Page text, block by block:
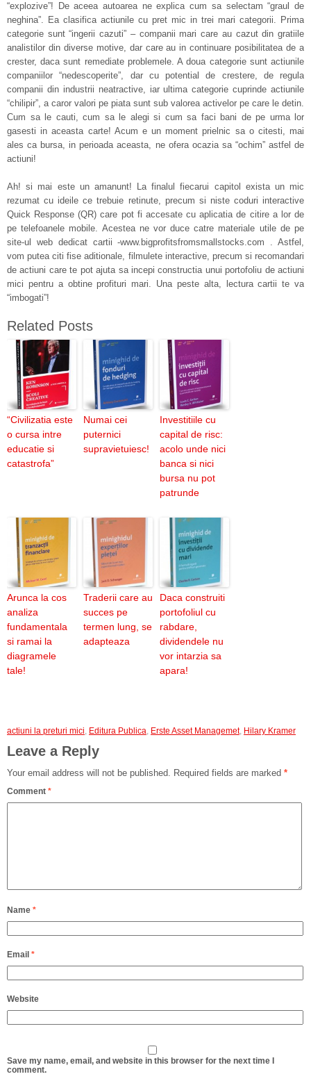
“explozive”! De aceea autoarea ne explica cum sa selectam “graul de
neghina”. Ea clasifica actiunile cu pret mic in trei mari categorii. Prima
categorie sunt “ingerii cazuti” – companii mari care au cazut din gratiile
analistilor din diverse motive, dar care au in continuare posibilitatea de a
crester, daca sunt remediate problemele. A doua categorie sunt actiunile
companiilor “nedescoperite”, dar cu potential de crestere, de regula
companii din industrii neatractive, iar ultima categorie cuprinde actiunile
“chilipir”, a caror valori pe piata sunt sub valorea activelor pe care le detin.
Cum sa le cauti, cum sa le alegi si cum sa faci bani de pe urma lor
gasesti in aceasta carte! Acum e un moment prielnic sa o citesti, mai
ales ca bursa, in perioada aceasta, ne ofera ocazia sa “ochim” astfel de
actiuni!
Ah! si mai este un amanunt! La finalul fiecarui capitol exista un mic
rezumat cu ideile ce trebuie retinute, precum si niste coduri interactive
Quick Response (QR) care pot fi accesate cu aplicatia de citire a lor de
pe telefoanele mobile. Acestea ne vor duce catre materiale utile de pe
site-ul web dedicat cartii -www.bigprofitsfromsmallstocks.com . Astfel,
vom putea citi fise aditionale, filmulete interactive, precum si recomandari
de actiuni care te pot ajuta sa incepi constructia unui portofoliu de actiuni
mici pentru a obtine profituri mari. Una peste alta, lectura cartii te va
“imbogati”!
Related Posts
“Civilizatia este
o cursa intre
educatie si
catastrofa”
Numai cei
puternici
supravietuiesc!
Investitiile cu
capital de risc:
acolo unde nici
banca si nici
bursa nu pot
patrunde
Arunca la cos
analiza
fundamentala
si ramai la
diagramele
tale!
Traderii care au
succes pe
termen lung, se
adapteaza
Daca construiti
portofoliul cu
rabdare,
dividendele nu
vor intarzia sa
apara!
actiuni la preturi mici, Editura Publica, Erste Asset Managemet, Hilary Kramer
Leave a Reply
Your email address will not be published. Required fields are marked *
Comment *
Name *
Email *
Website
Save my name, email, and website in this browser for the next time I
comment.